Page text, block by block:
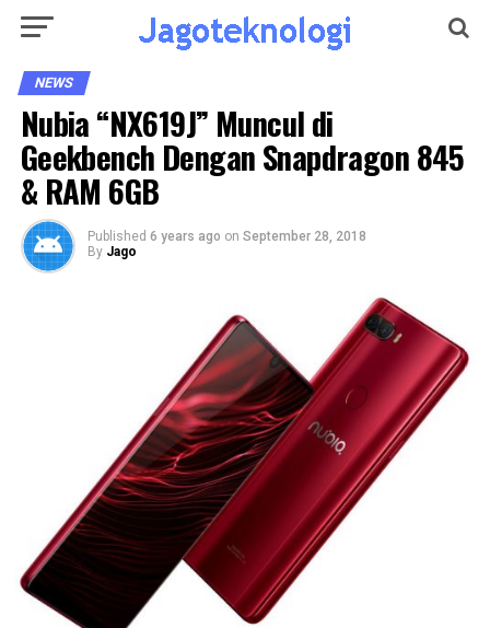
NEWS
Nubia “NX619J” Muncul di
Geekbench Dengan Snapdragon 845
& RAM 6GB
Published 6 years ago on September 28, 2018
By Jago